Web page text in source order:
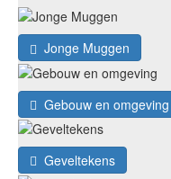
Jonge Muggen
Gebouw en omgeving
Geveltekens